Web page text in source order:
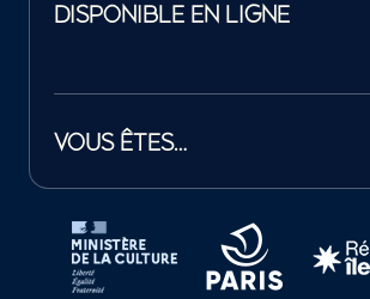
DISPONIBLE EN LIGNE
VOUS ÊTES…
Tutelles et mécènes de la Philharmonie de Paris